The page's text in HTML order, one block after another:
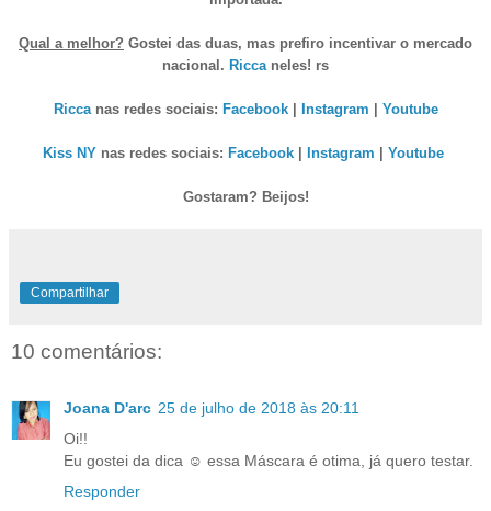
Qual a melhor? Gostei das duas, mas prefiro incentivar o mercado
nacional. Ricca neles! rs
Riccanas redes sociais: Facebook| Instagram | Youtube
Kiss NY nas redes sociais: Facebook | Instagram | Youtube
Gostaram? Beijos!
Compartilhar
10 comentários:
Joana D'arc 25 de julho de 2018 às 20:11
Oi!!
Eu gostei da dica ☺ essa Máscara é otima, já quero testar.
Responder